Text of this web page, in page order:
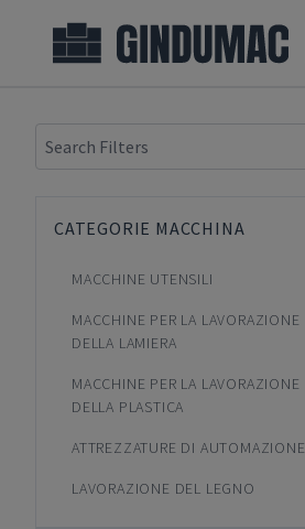
CATEGORIE MACCHINA
MACCHINE UTENSILI
MACCHINE PER LA LAVORAZIONE
DELLA LAMIERA
MACCHINE PER LA LAVORAZIONE
DELLA PLASTICA
ATTREZZATURE DI AUTOMAZIONE
LAVORAZIONE DEL LEGNO